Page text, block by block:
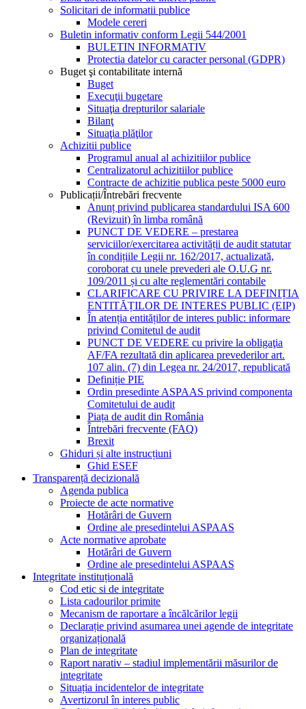
Solicitari de informatii publice
Modele cereri
Buletin informativ conform Legii 544/2001
BULETIN INFORMATIV
Protectia datelor cu caracter personal (GDPR)
Buget şi contabilitate internă
Buget
Execuţii bugetare
Situaţia drepturilor salariale
Bilanţ
Situaţia plăţilor
Achizitii publice
Programul anual al achizitiilor publice
Centralizatorul achizitiilor publice
Contracte de achizitie publica peste 5000 euro
Publicații/Întrebări frecvente
Anunț privind publicarea standardului ISA 600
(Revizuit) în limba română
PUNCT DE VEDERE – prestarea
serviciilor/exercitarea activității de audit statutar
în condițiile Legii nr. 162/2017, actualizată,
coroborat cu unele prevederi ale O.U.G nr.
109/2011 și cu alte reglementări contabile
CLARIFICARE CU PRIVIRE LA DEFINIȚIA
ENTITĂȚILOR DE INTERES PUBLIC (EIP)
În atenția entităților de interes public: informare
privind Comitetul de audit
PUNCT DE VEDERE cu privire la obligaţia
AF/FA rezultată din aplicarea prevederilor art.
107 alin. (7) din Legea nr. 24/2017, republicată
Definiție PIE
Ordin presedinte ASPAAS privind componenta
Comitetului de audit
Piața de audit din România
Întrebări frecvente (FAQ)
Brexit
Ghiduri și alte instrucțiuni
Ghid ESEF
Transparență decizională
Agenda publica
Proiecte de acte normative
Hotărâri de Guvern
Ordine ale presedintelui ASPAAS
Acte normative aprobate
Hotărâri de Guvern
Ordine ale presedintelui ASPAAS
Integritate instituțională
Cod etic si de integritate
Lista cadourilor primite
Mecanism de raportare a încălcărilor legii
Declarație privind asumarea unei agende de integritate
organizațională
Plan de integritate
Raport narativ – stadiul implementării măsurilor de
integritate
Situația incidentelor de integritate
Avertizorul în interes public